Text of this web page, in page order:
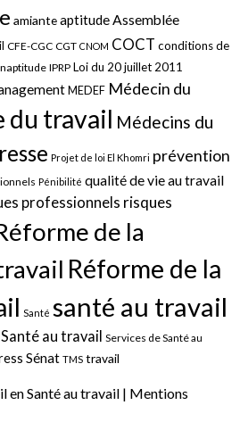
amianteaptitudeAssemblée
CFE-CGC CGT CNOM COCT conditions de
IPRP Loi du 20 juillet 2011
MEDEF Médecin du
du travail Médecins du
Projet de loi El Khomri prévention
Pénibilité qualité de vie au travail
professionnels risques
de la
Réforme de la
Santé santé au travail
au travail Services de Santé au
Sénat TMS travail
en Santé au travail | Mentions